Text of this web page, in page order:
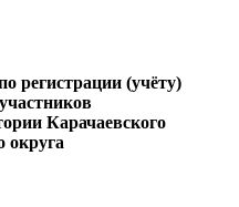
регистрации (учёту)
Карачаевского
округа